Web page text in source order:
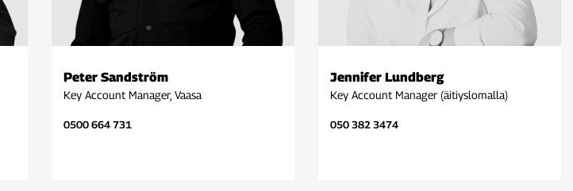
Peter Sandström
Key Account Manager, Vaasa
0500 664 731
Jennifer Lundberg
Key Account Manager (äitiyslomalla)
050 382 3474